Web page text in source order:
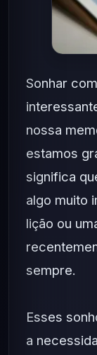
Sonhar
nossa
estamos
significa
algo muito
lição ou
sempre.
Esses
a